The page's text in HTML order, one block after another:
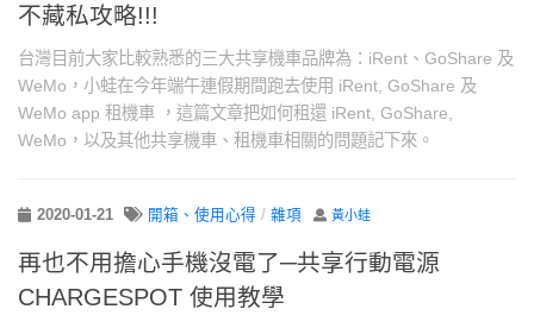
不藏私攻略!!!
台灣目前大家比較熟悉的三大共享機車品牌為：iRent、GoShare 及
WeMo，小蛙在今年端午連假期間跑去使用 iRent, GoShare 及
WeMo app 租機車 ，這篇文章把如何租還 iRent, GoShare,
WeMo，以及其他共享機車、租機車相關的問題記下來。
2020-01-21 開箱、使用心得 / 雜項 黃小蛙
再也不用擔心手機沒電了─共享行動電源
CHARGESPOT 使用教學